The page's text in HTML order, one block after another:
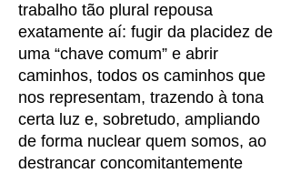
trabalho tão plural repousa
exatamente aí: fugir da placidez de
uma “chave comum” e abrir
caminhos, todos os caminhos que
nos representam, trazendo à tona
certa luz e, sobretudo, ampliando
de forma nuclear quem somos, ao
destrancar concomitantemente